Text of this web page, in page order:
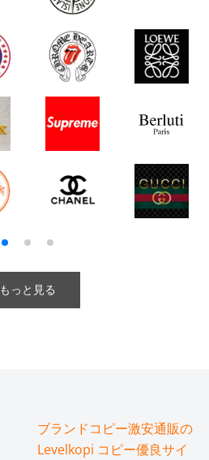
もっと見る
ブランドコピー激安通販の
Levelkopi コピー優良サイ